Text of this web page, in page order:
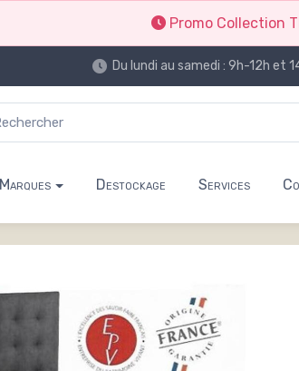
Promo Collection
Du lundi au samedi : 9h-12h et
Marques Destockage Services